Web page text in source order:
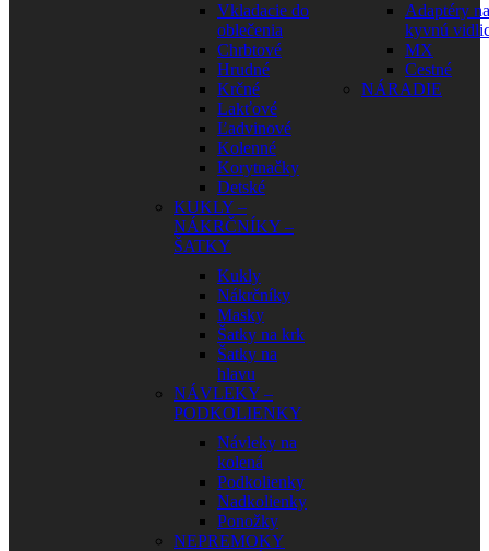
Vkladacie do
oblečenia
Chrbtové
Hrudné
Krčné
Lakťové
Ľadvinové
Kolenné
Korytnačky
Detské
KUKLY –
NÁKRČNÍKY –
ŠATKY
Kukly
Nákrčníky
Masky
Šatky na krk
Šatky na
hlavu
NÁVLEKY –
PODKOLIENKY
Návleky na
kolená
Podkolienky
Nadkolienky
Ponožky
NEPREMOKY
Adaptéry na
kyvnú
MX
Cestné
NÁRADIE